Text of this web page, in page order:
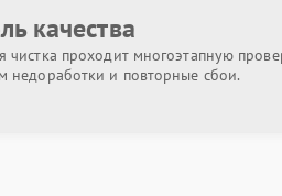
качества
чистка проходит многоэтапную
недоработки и повторные сбои.